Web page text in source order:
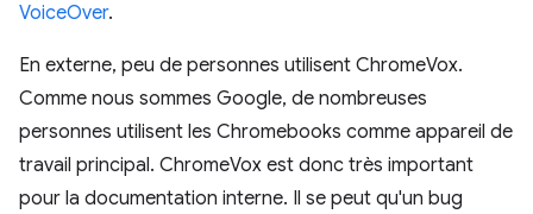
VoiceOver.
En externe, peu de personnes utilisent ChromeVox.
Comme nous sommes Google, de nombreuses
personnes utilisent les Chromebooks comme appareil de
travail principal. ChromeVox est donc très important
pour la documentation interne. Il se peut qu'un bug